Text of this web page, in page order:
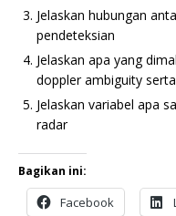
Jelaskan hubungan
pendeteksian
Jelaskan apa yang
doppler ambiguity
Jelaskan variabel apa
radar
Bagikan ini:
Facebook